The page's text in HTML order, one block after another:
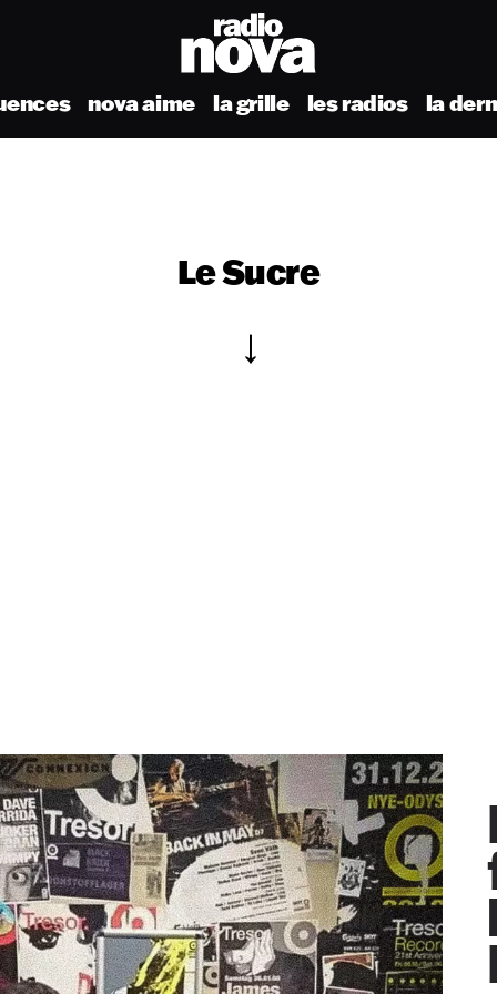
nova aime la grille les radios la
Le Sucre